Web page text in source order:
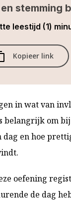
stemming
leestijd (1)
Kopieer link
in wat van
belangrijk om
dag en hoe
oefening
de dag